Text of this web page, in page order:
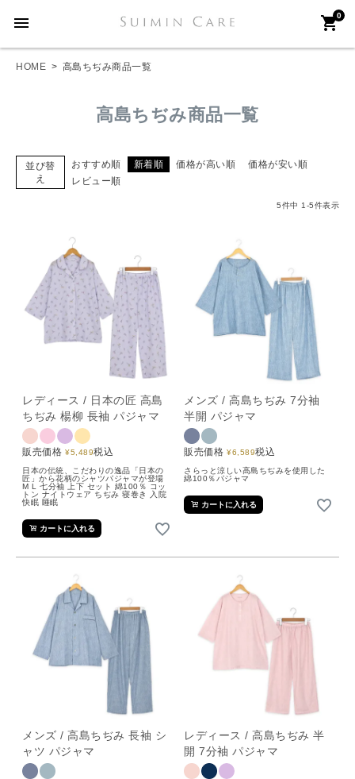
menu 0
shopping_cart
HOME 高島ちぢみ商品一覧
高島ちぢみ商品一覧
並び替
え
おすすめ順 新着順 価格が高い順
価格が安い順
レビュー順
5件中 1 -5件表示
レディース / 日本の匠 高島
ちぢみ 楊柳 長袖 パジャマ
販売価格 ¥5,489税込
日本の伝統、こだわりの逸品「日本の
匠」から花柄のシャツパジャマが登場
M L 七分袖 上下 セット 綿100％ コッ
トン ナイトウェア ちぢみ 寝巻き 入院
快眠 睡眠
カートに入れる
メンズ / 高島ちぢみ 7分袖
半開 パジャマ
販売価格 ¥6,589税込
さらっと涼しい高島ちぢみを使用した
綿100％パジャマ
カートに入れる
メンズ / 高島ちぢみ 長袖 シ
ャツ パジャマ
レディース / 高島ちぢみ 半
開 7分袖 パジャマ